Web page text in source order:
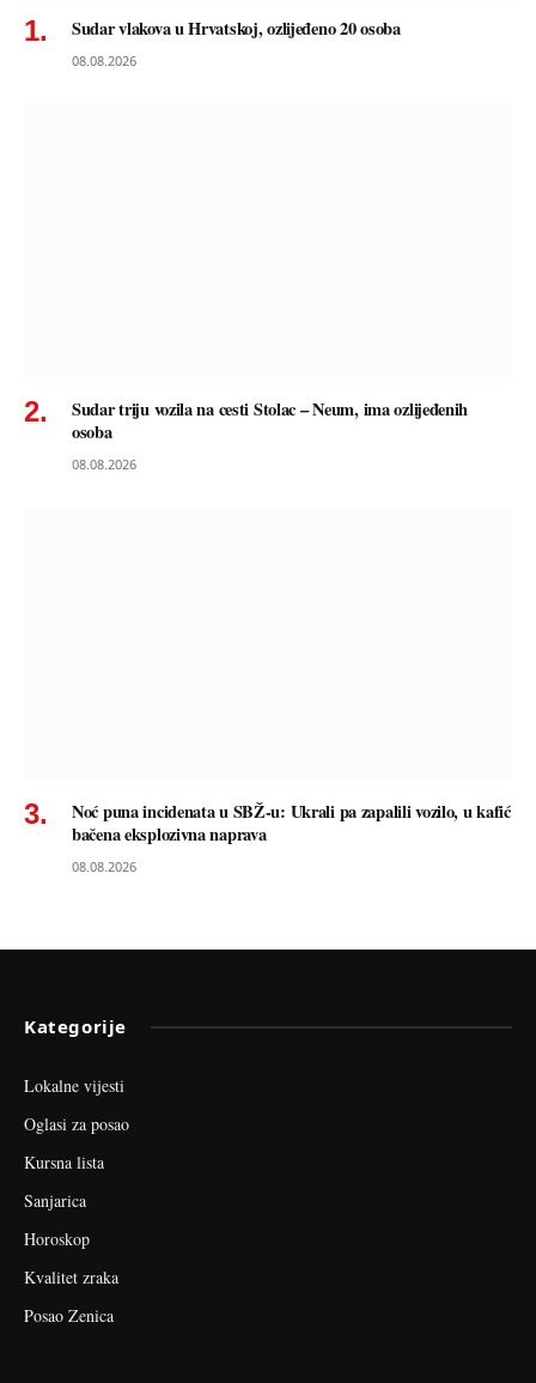
Sudar vlakova u Hrvatskoj, ozlijeđeno 20 osoba
08.08.2026
Sudar triju vozila na cesti Stolac – Neum, ima ozlijeđenih
osoba
08.08.2026
Noć puna incidenata u SBŽ-u: Ukrali pa zapalili vozilo, u kafić
bačena eksplozivna naprava
08.08.2026
Kategorije
Lokalne vijesti
Oglasi za posao
Kursna lista
Sanjarica
Horoskop
Kvalitet zraka
Posao Zenica